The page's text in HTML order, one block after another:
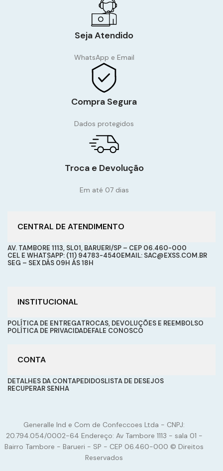
Seja Atendido
WhatsApp e Email
Compra Segura
Dados protegidos
Troca e Devolução
Em até 07 dias
CENTRAL DE ATENDIMENTO
AV. TAMBORE 1113, SL01, BARUERI/SP – CEP 06.460-000
CEL E WHATSAPP: (11) 94783-4540EMAIL: SAC@EXSS.COM.BR
SEG – SEX DÁS 09H ÁS 18H
INSTITUCIONAL
POLÍTICA DE ENTREGATROCAS, DEVOLUÇÕES E REEMBOLSO
POLÍTICA DE PRIVACIDADEFALE CONOSCO
CONTA
DETALHES DA CONTAPEDIDOSLISTA DE DESEJOS
RECUPERAR SENHA
Generalle Ind e Com de Confeccoes Ltda - CNPJ:
20.794.054/0002-64 Endereço: Av Tambore 1113 - sala 01 -
Bairro Tambore - Barueri - SP - CEP 06.460-000 © Direitos
Reservados